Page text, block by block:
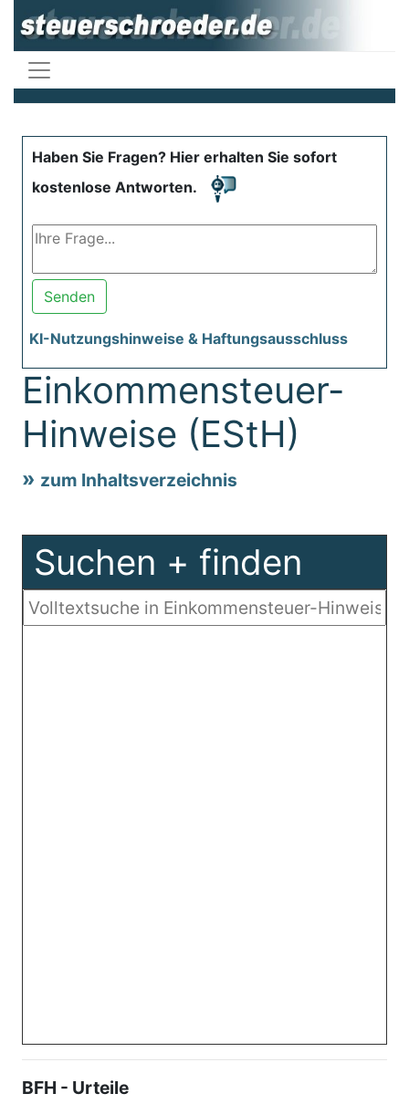
Haben Sie Fragen? Hier erhalten Sie sofort
kostenlose Antworten.
Senden
KI-Nutzungshinweise & Haftungsausschluss
Einkommensteuer-
Hinweise (EStH)
zum Inhaltsverzeichnis
Suchen + finden
BFH - Urteile